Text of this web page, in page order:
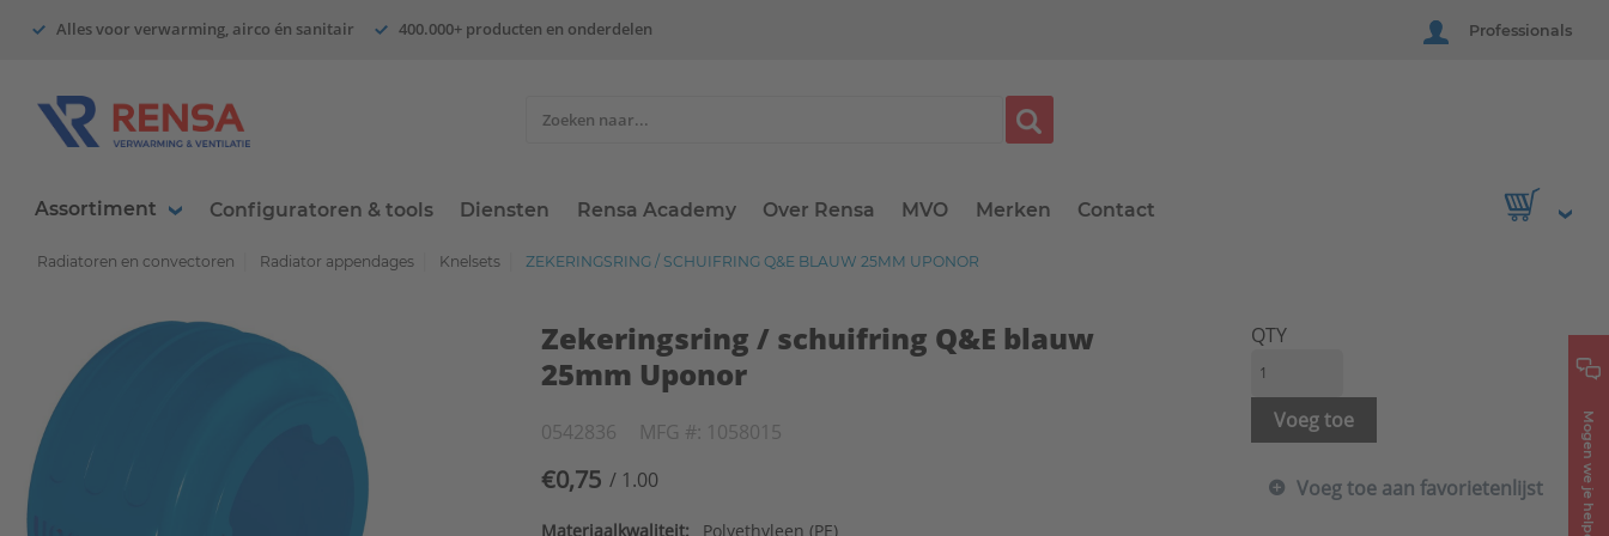
Alles voor verwarming, airco én sanitair 400.000+ producten en onderdelen Professionals
Assortiment Configuratoren & tools Diensten Rensa Academy Over Rensa MVO Merken Contact
Mogen we je helpen?
Radiatoren en convectoren Radiator appendages Knelsets ZEKERINGSRING / SCHUIFRING Q&E BLAUW 25MM UPONOR
Zekeringsring / schuifring Q&E blauw
25mm Uponor
0542836 MFG #: 1058015
€0,75 / 1.00
Materiaalkwaliteit:
Polyethyleen (PE)
QTY
Voeg toe
Voeg toe aan favorietenlijst